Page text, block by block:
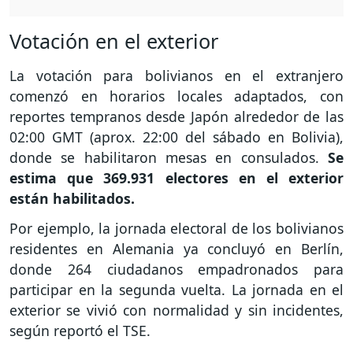
Votación en el exterior
La votación para bolivianos en el extranjero
comenzó en horarios locales adaptados, con
reportes tempranos desde Japón alrededor de las
02:00 GMT (aprox. 22:00 del sábado en Bolivia),
donde se habilitaron mesas en consulados. Se
estima que 369.931 electores en el exterior
están habilitados.
Por ejemplo, la jornada electoral de los bolivianos
residentes en Alemania ya concluyó en Berlín,
donde 264 ciudadanos empadronados para
participar en la segunda vuelta. La jornada en el
exterior se vivió con normalidad y sin incidentes,
según reportó el TSE.